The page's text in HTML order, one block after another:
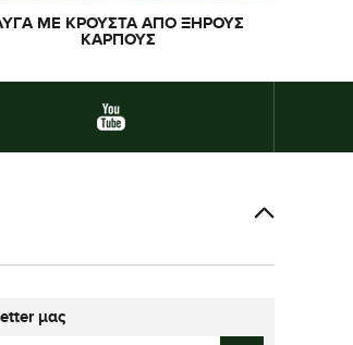
ΜΕ ΚΡΟΎΣΤΑ ΑΠΌ ΞΗΡΟΎΣ
ΚΑΡΠΟΎΣ
μας